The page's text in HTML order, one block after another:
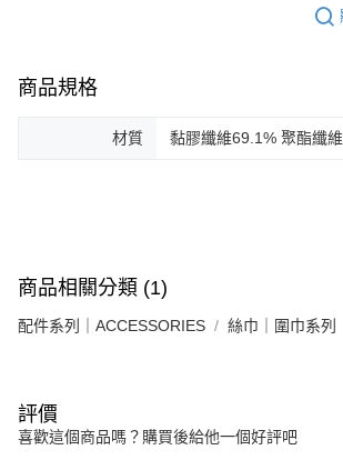
商品規格
材質 黏膠纖維69.1% 聚酯纖
商品相關分類 (1)
配件系列｜ACCESSORIES 絲巾｜圍巾系列
評價
喜歡這個商品嗎？購買後給他一個好評吧